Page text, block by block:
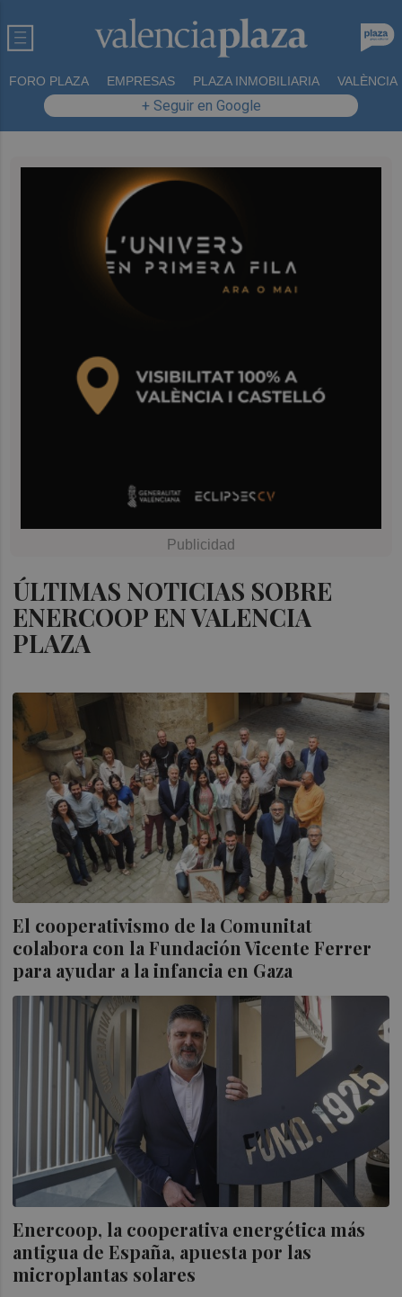
FORO PLAZA EMPRESAS PLAZA INMOBILIARIA VALÈNCIA
+ Seguir en Google
ÚLTIMAS NOTICIAS SOBRE
ENERCOOP EN VALENCIA
PLAZA
El cooperativismo de la Comunitat
colabora con la Fundación Vicente Ferrer
para ayudar a la infancia en Gaza
Enercoop, la cooperativa energética más
antigua de España, apuesta por las
microplantas solares